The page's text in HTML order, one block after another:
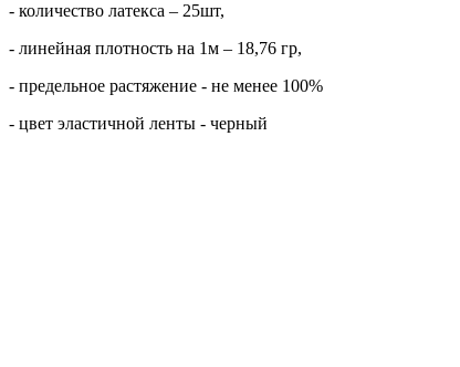
- количество латекса – 25шт,
- линейная плотность на 1м – 18,76 гр,
- предельное растяжение - не менее 100%
- цвет эластичной ленты - черный